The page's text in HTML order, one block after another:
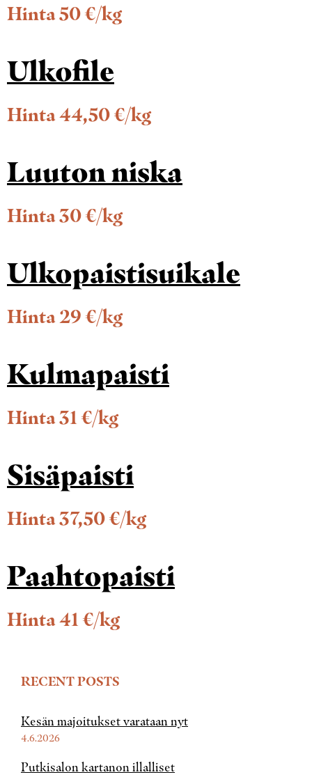
Hinta 50 €/kg
Ulkofile
Hinta 44,50 €/kg
Luuton niska
Hinta 30 €/kg
Ulkopaistisuikale
Hinta 29 €/kg
Kulmapaisti
Hinta 31 €/kg
Sisäpaisti
Hinta 37,50 €/kg
Paahtopaisti
Hinta 41 €/kg
RECENT POSTS
Kesän majoitukset varataan nyt
4.6.2026
Putkisalon kartanon illalliset